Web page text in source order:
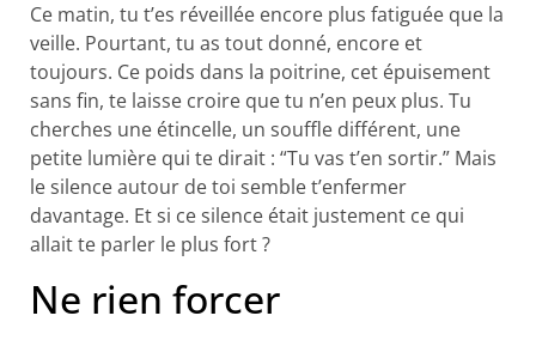
Ce matin, tu t’es réveillée encore plus fatiguée que la
veille. Pourtant, tu as tout donné, encore et
toujours. Ce poids dans la poitrine, cet épuisement
sans fin, te laisse croire que tu n’en peux plus. Tu
cherches une étincelle, un souffle différent, une
petite lumière qui te dirait : “Tu vas t’en sortir.” Mais
le silence autour de toi semble t’enfermer
davantage. Et si ce silence était justement ce qui
allait te parler le plus fort ?
Ne rien forcer